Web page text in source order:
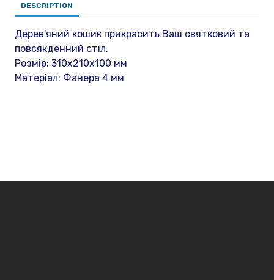
DESCRIPTION
Дерев'яний кошик прикрасить Ваш святковий та
повсякденний стіл.
Розмір: 310х210х100 мм
Матеріал: Фанера 4 мм